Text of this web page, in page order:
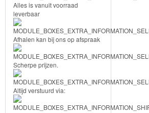
Sam
Magische
Eenhoorn
Mickey
&
Minnie
Alles is vanuit voorraad
leverbaar
Afhalen kan bij ons op afspraak
Scherpe prijzen.
Altijd verstuurd via: